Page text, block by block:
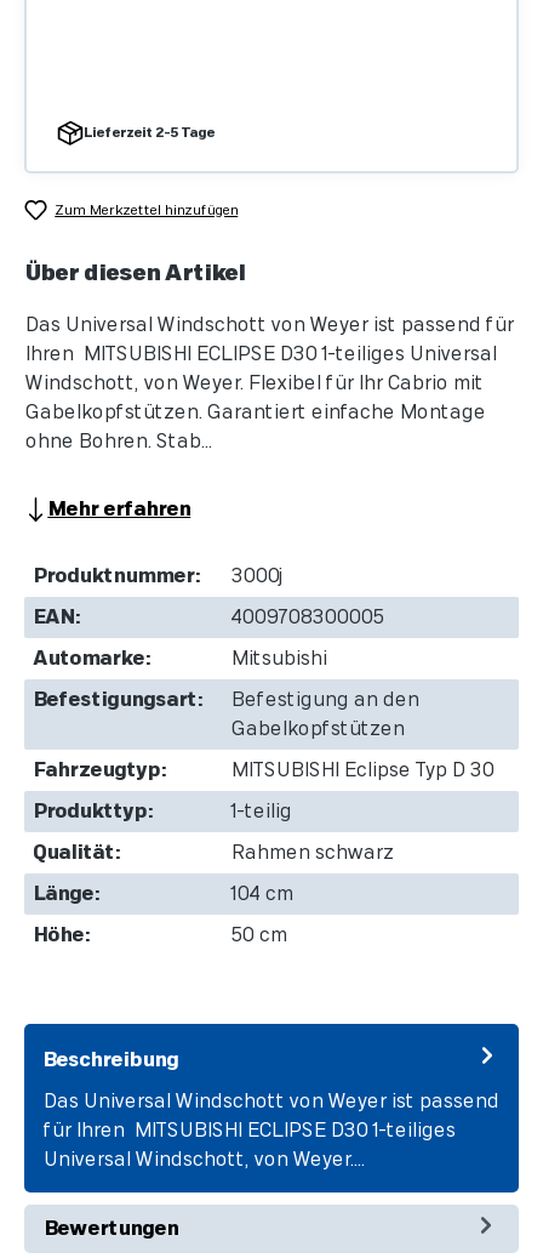
Lieferzeit 2-5 Tage
Zum Merkzettel hinzufügen
Über diesen Artikel
Das Universal Windschott von Weyer ist passend für
Ihren MITSUBISHI ECLIPSE D30 1-teiliges Universal
Windschott, von Weyer. Flexibel für Ihr Cabrio mit
Gabelkopfstützen. Garantiert einfache Montage
ohne Bohren. Stab...
Mehr erfahren
Produktnummer: 3000j
EAN: 4009708300005
Automarke: Mitsubishi
Befestigungsart:
Befestigung an den
Gabelkopfstützen
Fahrzeugtyp: MITSUBISHI Eclipse Typ D 30
Produkttyp: 1-teilig
Qualität: Rahmen schwarz
Länge: 104 cm
Höhe: 50 cm
Beschreibung
Das Universal Windschott von Weyer ist passend
für Ihren MITSUBISHI ECLIPSE D30 1-teiliges
Universal Windschott, von Weyer.…
Bewertungen